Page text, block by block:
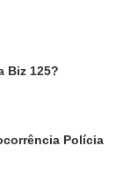
Biz 125?
Polícia